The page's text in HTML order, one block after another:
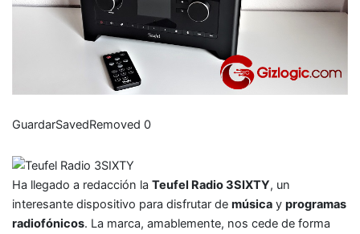
GuardarSavedRemoved 0
Ha llegado a redacción la Teufel Radio 3SIXTY, un
interesante dispositivo para disfrutar de música y programas
radiofónicos. La marca, amablemente, nos cede de forma